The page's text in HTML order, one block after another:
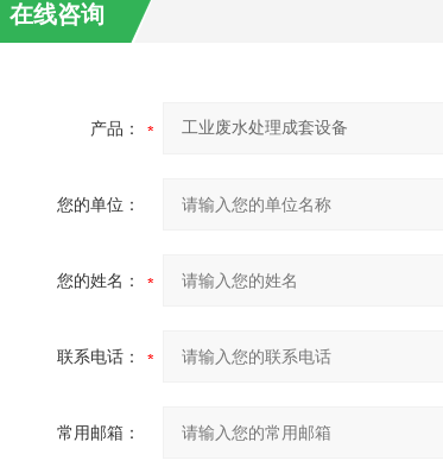
在线咨询
产品：
您的单位：
您的姓名：
联系电话：
常用邮箱：